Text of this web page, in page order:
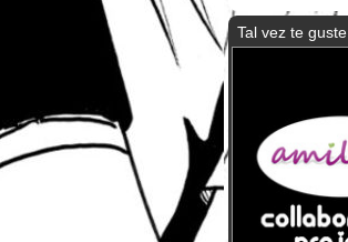
Tal vez te guste